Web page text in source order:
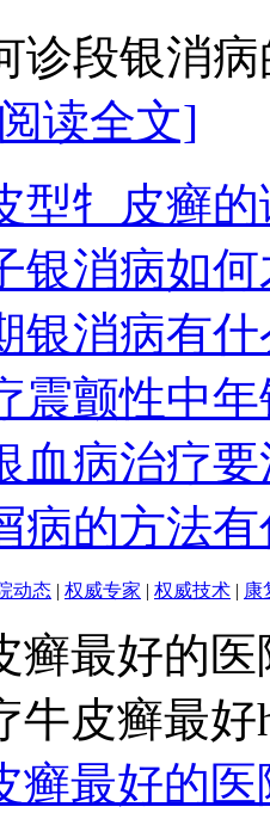
段银消病
读全文]
型牜皮癣
银消病如
银消病有
震颤性中
血病治疗
病的方法
动态 | 权威专家 | 权威技术 | 康
癣最好的
皮癣最好
癣最好的